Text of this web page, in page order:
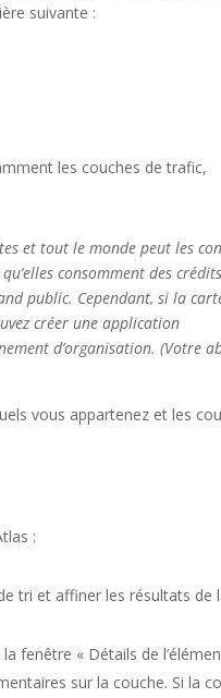
suivante :
les couches de trafic,
et tout le monde peut les
consomment des
public. Cependant, si la
créer une application
d’organisation. (Votre
vous appartenez et les
:
tri et affiner les résultats de
fenêtre « Détails de
sur la couche. Si la